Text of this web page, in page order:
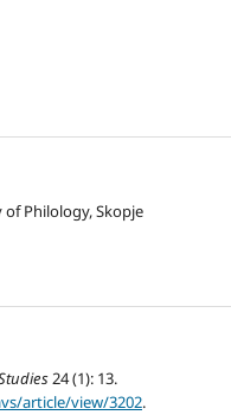
Philology, Skopje
24 (1): 13.
article/view/3202.